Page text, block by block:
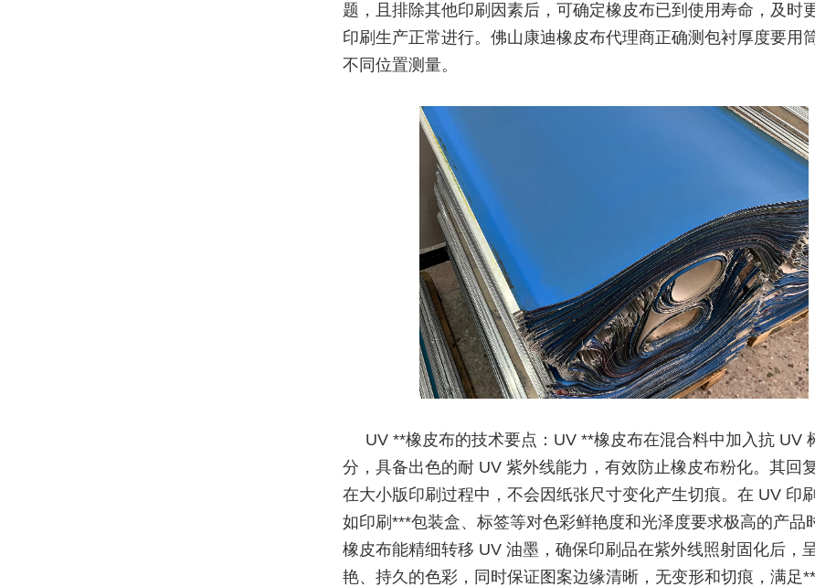
题，且排除其他印刷因素后，可确定橡皮布已到使用寿命，及时
印刷生产正常进行。佛山康迪橡皮布代理商正确测包衬厚度要用
不同位置测量。
UV **橡皮布的技术要点：UV **橡皮布在混合料中加入抗 UV
分，具备出色的耐 UV 紫外线能力，有效防止橡皮布粉化。其回
在大小版印刷过程中，不会因纸张尺寸变化产生切痕。在 UV 印
如印刷***包装盒、标签等对色彩鲜艳度和光泽度要求极高的产品
橡皮布能精细转移 UV 油墨，确保印刷品在紫外线照射固化后，
艳、持久的色彩，同时保证图案边缘清晰，无变形和切痕，满足